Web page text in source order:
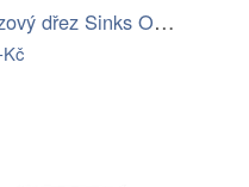
Nerezový dřez Sinks OKIO 650 M 0,6mm…